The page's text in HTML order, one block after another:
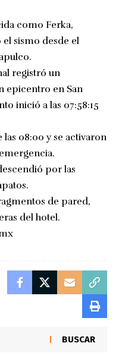
como Ferka,
sismo desde el
registró un
epicentro en San
inició a las 07:58:15
08:00 y se activaron
por las
de pared,
del hotel.
BUSCAR